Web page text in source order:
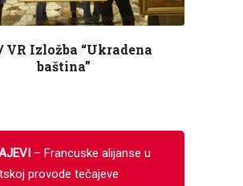
VR Izložba “Ukradena
baština”
– Francuske alijanse u
provode tečajeve